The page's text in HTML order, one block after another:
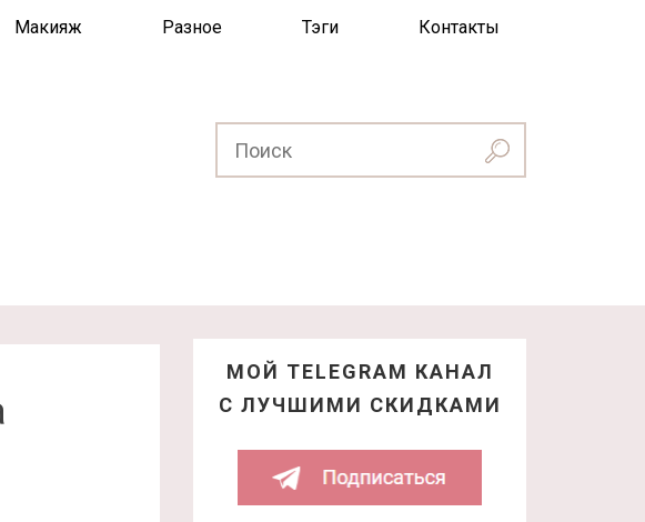
Макияж Разное Тэги Контакты
МОЙ TELEGRAM КАНАЛ
С ЛУЧШИМИ СКИДКАМИ